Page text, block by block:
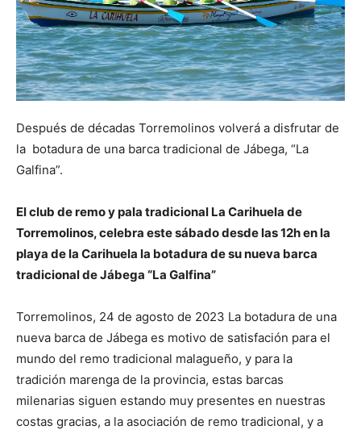
Después de décadas Torremolinos volverá a disfrutar de
la botadura de una barca tradicional de Jábega, “La
Galfina”.
El club de remo y pala tradicional La Carihuela de
Torremolinos, celebra este sábado desde las 12h en la
playa de la Carihuela la botadura de su nueva barca
tradicional de Jábega “La Galfina”
Torremolinos, 24 de agosto de 2023 La botadura de una
nueva barca de Jábega es motivo de satisfación para el
mundo del remo tradicional malagueño, y para la
tradición marenga de la provincia, estas barcas
milenarias siguen estando muy presentes en nuestras
costas gracias, a la asociación de remo tradicional, y a